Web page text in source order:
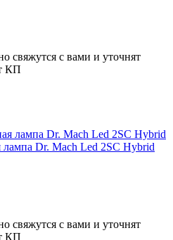
свяжутся с вами и уточнят
КП
Dr. Mach Led 2SC Hybrid
свяжутся с вами и уточнят
КП